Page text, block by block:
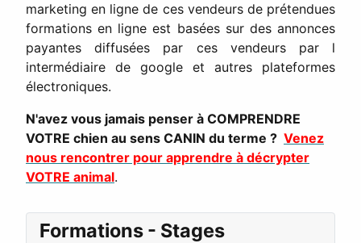
Formations - Stages
marketing en ligne de ces vendeurs de prétendues
formations en ligne est basées sur des annonces
payantes diffusées par ces vendeurs par l
intermédiaire de google et autres plateformes
électroniques.
N'avez vous jamais penser à COMPRENDRE
VOTRE chien au sens CANIN du terme ? Venez
nous rencontrer pour apprendre à décrypter
VOTRE animal.